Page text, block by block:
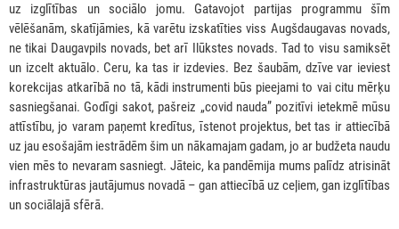
uz izglītības un sociālo jomu. Gatavojot partijas programmu šīm
vēlēšanām, skatījāmies, kā varētu izskatīties viss Augšdaugavas novads,
ne tikai Daugavpils novads, bet arī Ilūkstes novads. Tad to visu samiksēt
un izcelt aktuālo. Ceru, ka tas ir izdevies. Bez šaubām, dzīve var ieviest
korekcijas atkarībā no tā, kādi instrumenti būs pieejami to vai citu mērķu
sasniegšanai. Godīgi sakot, pašreiz „covid nauda” pozitīvi ietekmē mūsu
attīstību, jo varam paņemt kredītus, īstenot projektus, bet tas ir attiecībā
uz jau esošajām iestrādēm šim un nākamajam gadam, jo ar budžeta naudu
vien mēs to nevaram sasniegt. Jāteic, ka pandēmija mums palīdz atrisināt
infrastruktūras jautājumus novadā – gan attiecībā uz ceļiem, gan izglītības
un sociālajā sfērā.